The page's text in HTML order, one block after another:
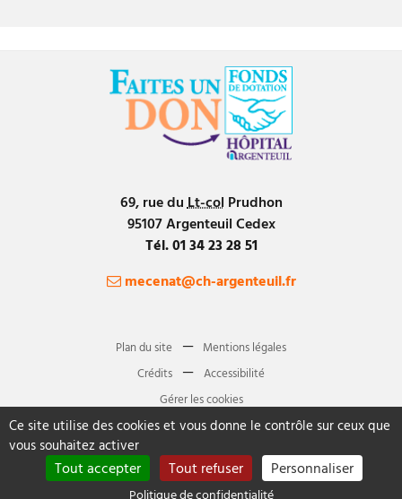
69, rue duLt-col Prudhon
95107Argenteuil Cedex
Tél.01 34 23 28 51
mecenat@ch-argenteuil.fr
Plan du site
Mentions légales
Crédits
Accessibilité
Gérer les cookies
Ce site utilise des cookies et vous donne le contrôle sur ceux que
vous souhaitez activer
Tout accepter Tout refuser Personnaliser
Politique de confidentialité